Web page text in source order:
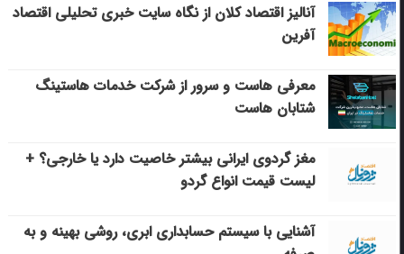
آنالیز اقتصاد کلان از نگاه سایت خبری تحلیلی اقتصاد
آفرین
معرفی هاست و سرور از شرکت خدمات هاستینگ
شتابان هاست
مغز گردوی ایرانی بیشتر خاصیت دارد یا خارجی؟ +
لیست قیمت انواع گردو
آشنایی با سیستم حسابداری ابری، روشی بهینه و به